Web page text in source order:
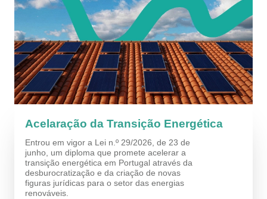
Acelaração da Transição Energética
Entrou em vigor a Lei n.º 29/2026, de 23 de
junho, um diploma que promete acelerar a
transição energética em Portugal através da
desburocratização e da criação de novas
figuras jurídicas para o setor das energias
renováveis.